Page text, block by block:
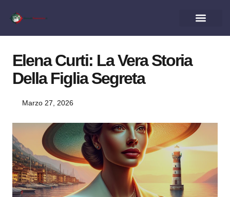
Elena Curti: La Vera Storia
Della Figlia Segreta
Marzo 27, 2026